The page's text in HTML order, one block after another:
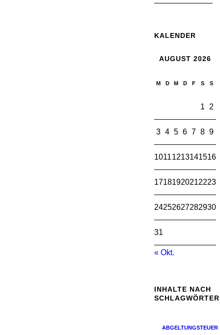
KALENDER
AUGUST 2026
M D M D F S S
1 2
3 4 5 6 7 8 9
10111213141516
17181920212223
24252627282930
31
« Okt.
INHALTE NACH
ABGELTUNGSTEUER